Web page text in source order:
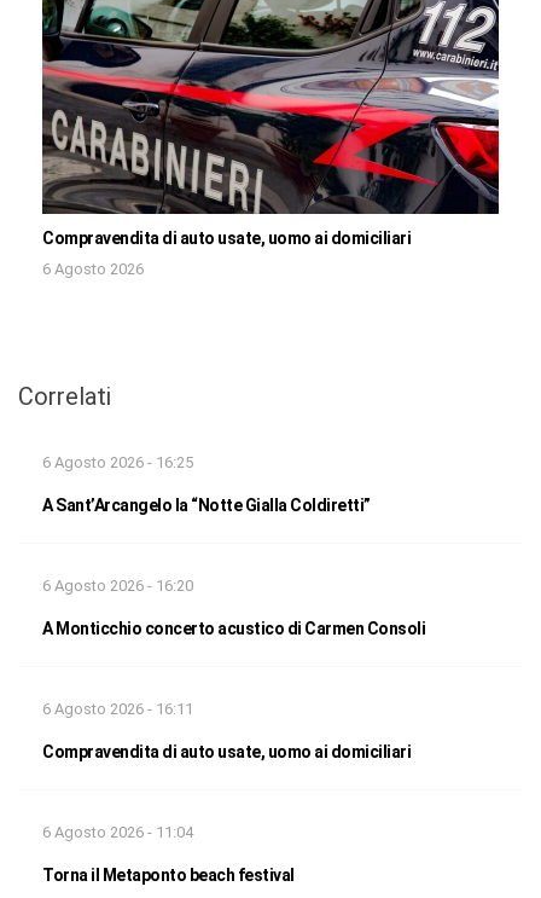
Compravendita di auto usate, uomo ai domiciliari
6 Agosto 2026
Correlati
6 Agosto 2026 - 16:25
A Sant’Arcangelo la “Notte Gialla Coldiretti”
6 Agosto 2026 - 16:20
A Monticchio concerto acustico di Carmen Consoli
6 Agosto 2026 - 16:11
Compravendita di auto usate, uomo ai domiciliari
6 Agosto 2026 - 11:04
Torna il Metaponto beach festival